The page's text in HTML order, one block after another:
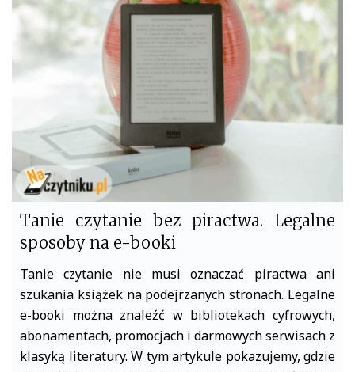
o
o
Tanie czytanie bez piractwa. Legalne
sposoby na e-booki
Tanie czytanie nie musi oznaczać piractwa ani
szukania książek na podejrzanych stronach. Legalne
e-booki można znaleźć w bibliotekach cyfrowych,
abonamentach, promocjach i darmowych serwisach z
klasyką literatury. W tym artykule pokazujemy, gdzie